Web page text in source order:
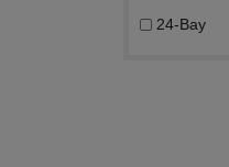
24-Bay